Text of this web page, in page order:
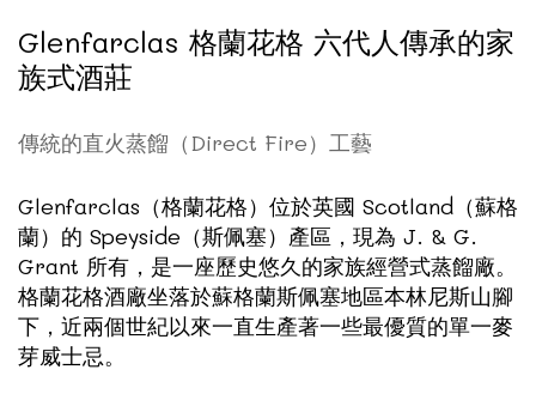
Glenfarclas 格蘭花格 六代人傳承的家
族式酒莊
傳統的直火蒸餾（Direct Fire）工藝
Glenfarclas（格蘭花格）位於英國 Scotland（蘇格
蘭）的 Speyside（斯佩塞）產區，現為 J. & G.
Grant 所有，是一座歷史悠久的家族經營式蒸餾廠。
格蘭花格酒廠坐落於蘇格蘭斯佩塞地區本林尼斯山腳
下，近兩個世紀以來一直生產著一些最優質的單一麥
芽威士忌。